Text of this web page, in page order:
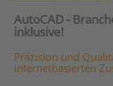
AutoCAD -
inklusive!
Präzision und
internetbasierten